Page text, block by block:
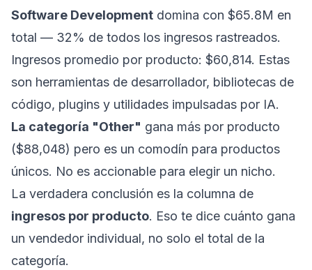
Software Development domina con $65.8M en
total — 32% de todos los ingresos rastreados.
Ingresos promedio por producto: $60,814. Estas
son herramientas de desarrollador, bibliotecas de
código, plugins y utilidades impulsadas por IA.
La categoría "Other" gana más por producto
($88,048) pero es un comodín para productos
únicos. No es accionable para elegir un nicho.
La verdadera conclusión es la columna de
ingresos por producto. Eso te dice cuánto gana
un vendedor individual, no solo el total de la
categoría.